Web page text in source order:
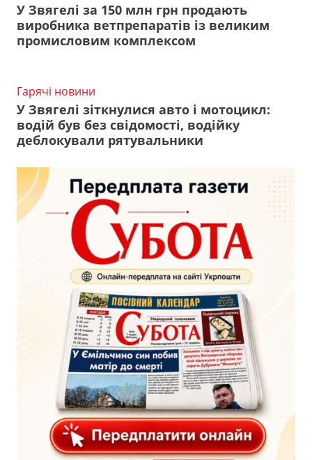
У Звягелі за 150 млн грн продають
виробника ветпрепаратів із великим
промисловим комплексом
Гарячі новини
У Звягелі зіткнулися авто і мотоцикл:
водій був без свідомості, водійку
деблокували рятувальники